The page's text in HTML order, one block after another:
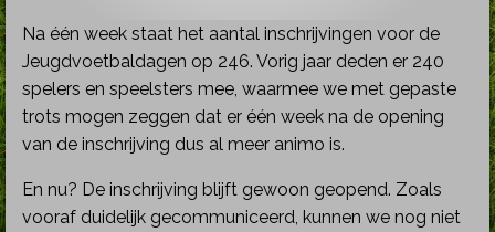
Na één week staat het aantal inschrijvingen voor de
Jeugdvoetbaldagen op 246. Vorig jaar deden er 240
spelers en speelsters mee, waarmee we met gepaste
trots mogen zeggen dat er één week na de opening
van de inschrijving dus al meer animo is.
En nu? De inschrijving blijft gewoon geopend. Zoals
vooraf duidelijk gecommuniceerd, kunnen we nog niet